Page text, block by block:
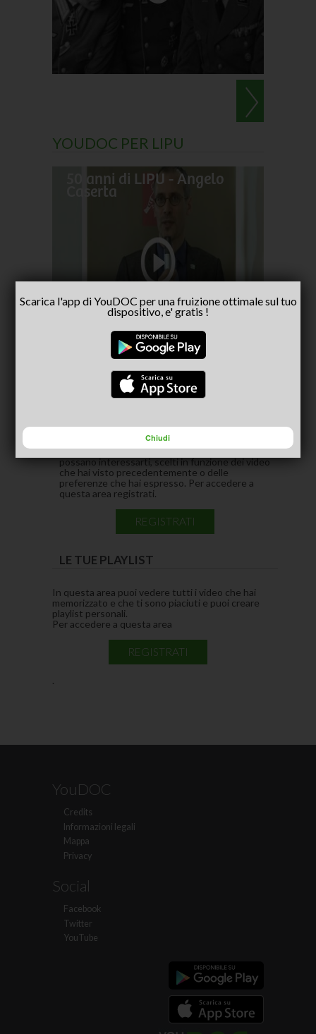
YOUDOC PER LIPU
50 anni di LIPU - Angelo
Caserta
No
Capria
In questa area puoi vedere i video che pensiamo
possano interessarti, scelti in funzione dei video
che hai visto precedentemente o delle
preferenze che hai espresso. Per accedere a
questa area registrati.
REGISTRATI
LE TUE PLAYLIST
In questa area puoi vedere tutti i video che hai
memorizzato e che ti sono piaciuti e puoi creare
playlist personali.
Per accedere a questa area
REGISTRATI
.
YouDOC
Credits
Informazioni legali
Mappa
Privacy
Social
Facebook
Twitter
YouTube
Scarica l'app di YouDOC per una fruizione ottimale sul tuo
dispositivo, e' gratis !
Chiudi